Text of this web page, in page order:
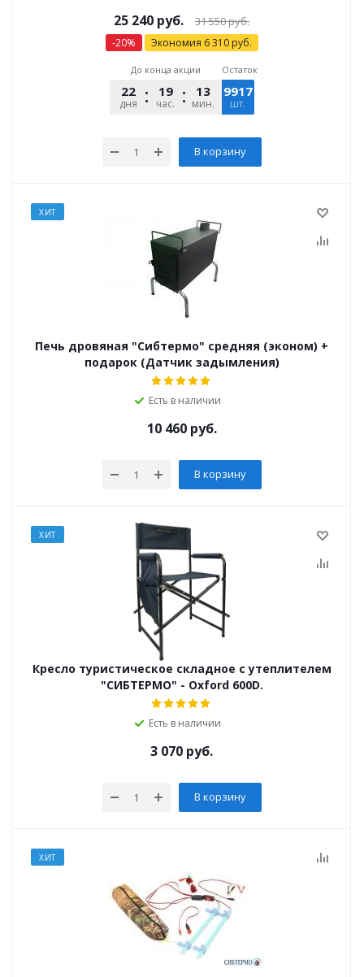
25 240 руб. 31 550руб.
-20% Экономия 6 310руб.
До конца акции
22
дня
19
час.
13
мин.
31
сек.
Остаток
9917
шт.
В корзину
ХИТ
Печь дровяная "Сибтермо" средняя (эконом) +
подарок (Датчик задымления)
Есть в наличии
10 460руб.
В корзину
ХИТ
Кресло туристическое складное с утеплителем
"СИБТЕРМО" - Oxford 600D.
Есть в наличии
3 070 руб.
В корзину
ХИТ